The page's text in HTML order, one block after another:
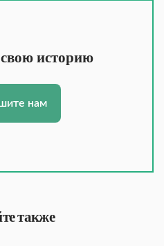
свою историю
нам
также